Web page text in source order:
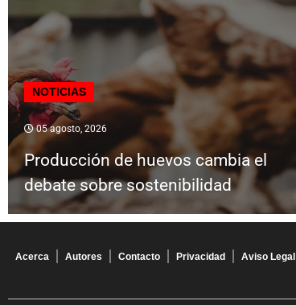
NOTICIAS
05 agosto, 2026
Producción de huevos cambia el
debate sobre sostenibilidad
Acerca Autores Contacto Privacidad Aviso Legal